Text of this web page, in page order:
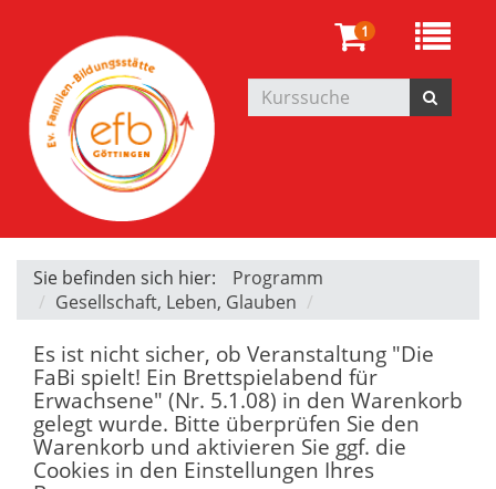
1
Sie befinden sich hier:
Programm
Gesellschaft, Leben, Glauben
Es ist nicht sicher, ob Veranstaltung "Die
FaBi spielt! Ein Brettspielabend für
Erwachsene" (Nr. 5.1.08) in den Warenkorb
gelegt wurde. Bitte überprüfen Sie den
Warenkorb und aktivieren Sie ggf. die
Cookies in den Einstellungen Ihres